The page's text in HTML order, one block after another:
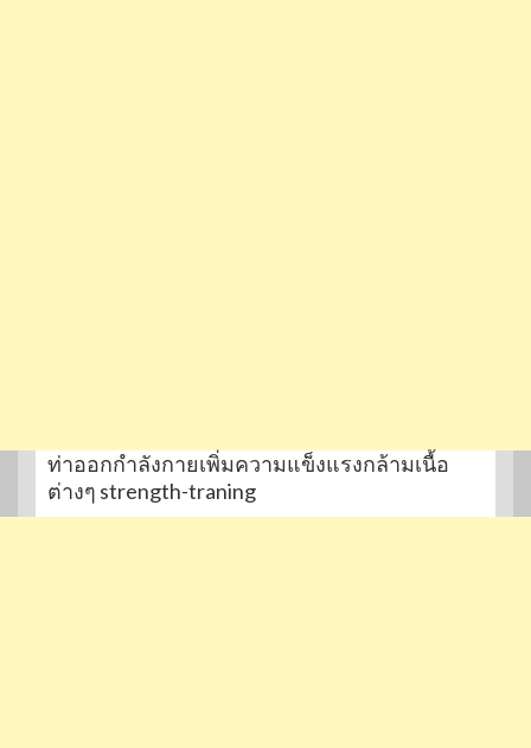
ท่าออกกำลังกายเพิ่มความแข็งแรงกล้ามเนื้อ
ต่างๆ strength-traning